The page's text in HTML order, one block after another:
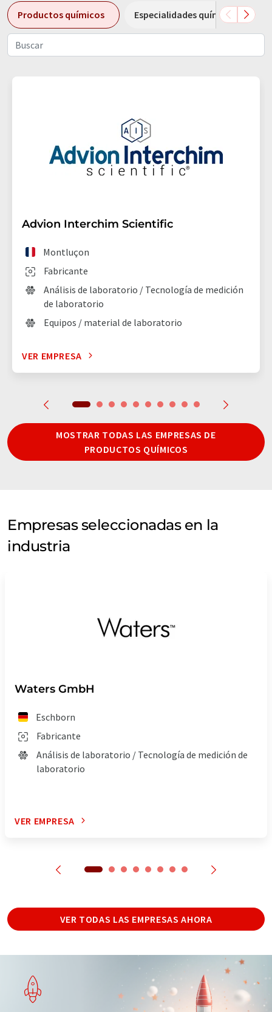
Productos químicos Especialidades químicas
Advion Interchim Scientific
Fabricante
Montluçon
Análisis de laboratorio / Tecnología de medición
de laboratorio
Equipos / material de laboratorio
VER EMPRESA
MOSTRAR TODAS LAS EMPRESAS DE
PRODUCTOS QUÍMICOS
Empresas seleccionadas en la
industria
Waters GmbH
Eschborn
Fabricante
Análisis de laboratorio / Tecnología de medición de
laboratorio
VER EMPRESA
VER TODAS LAS EMPRESAS AHORA